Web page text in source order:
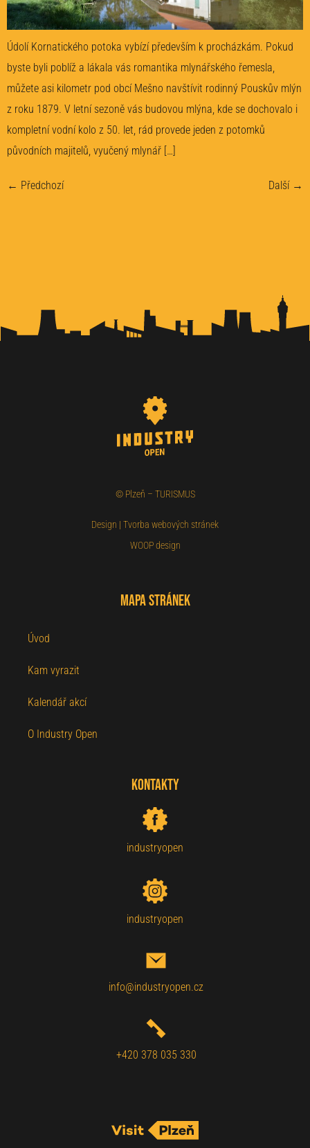
Údolí Kornatického potoka vybízí především k procházkám. Pokud
byste byli poblíž a lákala vás romantika mlynářského řemesla,
můžete asi kilometr pod obcí Mešno navštívit rodinný Pouskův mlýn
z roku 1879. V letní sezoně vás budovou mlýna, kde se dochovalo i
kompletní vodní kolo z 50. let, rád provede jeden z potomků
původních majitelů, vyučený mlynář […]
← Předchozí Další →
© Plzeň – TURISMUS
Design | Tvorba webových stránek
WOOP design
Mapa stránek
Úvod
Kam vyrazit
Kalendář akcí
O Industry Open
Kontakty
industryopen
industryopen
info@industryopen.cz
+420 378 035 330